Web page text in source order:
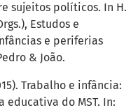
sujeitos políticos. In H.
Estudos e
e periferias
& João.
Trabalho e infância:
do MST. In: